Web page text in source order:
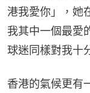
港我愛你」，她
我其中一個最愛
球迷同樣對我十
香港的氣候更有